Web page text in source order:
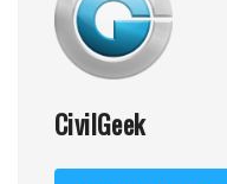
CivilGeek